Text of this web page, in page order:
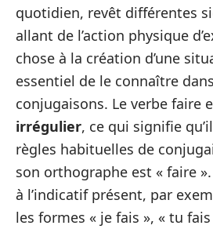
quotidien, revêt différentes
allant de l’action physique
chose à la création d’une
essentiel de le connaître
conjugaisons. Le verbe faire
irrégulier, ce qui signifie
règles habituelles de
son orthographe est « faire
à l’indicatif présent, par
les formes « je fais », « tu